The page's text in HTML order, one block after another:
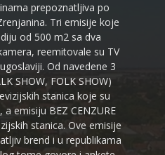
prepoznatljiva po
Tri emisije koje
od 500 m2 sa dva
reemitovale su TV
Od navedene 3
SHOW, FOLK SHOW)
stanica koje su
emisiju BEZ CENZURE
stanica. Ove emisije
brend i u republikama